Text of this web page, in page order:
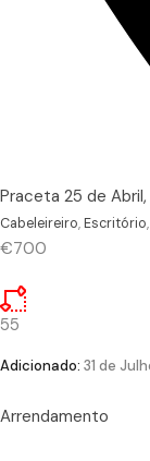
Praceta 25 de
Cabeleireiro,Escritório,
€700
55
Adicionado: 31 de
Arrendamento